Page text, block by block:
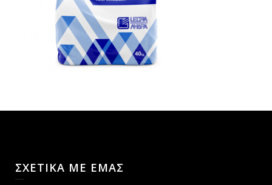
ΣΧΕΤΙΚΑ ΜΕ ΕΜΑΣ